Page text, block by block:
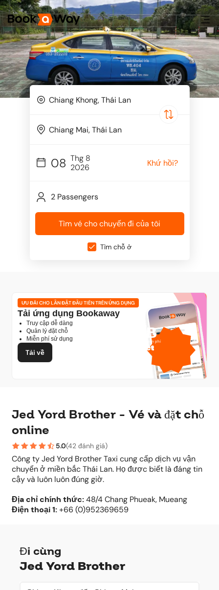
08 Thg 8
2026
Khứ hồi?
2 Passengers
Tìm vé cho chuyến đi của tôi
Tìm chỗ ở
1GB
data di động miễn phí
ƯU ĐÃI CHO LẦN ĐẶT ĐẦU TIÊN TRÊN ỨNG DỤNG
Tải ứng dụng Bookaway
Truy cập dễ dàng
Quản lý đặt chỗ
Miễn phí sử dụng
Tải về
Jed Yord Brother - Vé và đặt chỗ
online
5.0(42 đánh giá)
Công ty Jed Yord Brother Taxi cung cấp dịch vụ vận
chuyển ở miền bắc Thái Lan. Họ được biết là đáng tin
cậy và luôn luôn đúng giờ.
Địa chỉ chính thức:48/4 Chang Phueak, Mueang
Điện thoại1:+66 (0)952369659
Đi cùng
Jed Yord Brother